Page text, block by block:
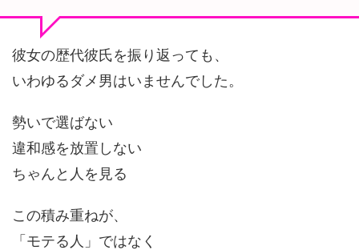
彼女の歴代彼氏を振り返っても、
いわゆるダメ男はいませんでした。
勢いで選ばない
違和感を放置しない
ちゃんと人を見る
この積み重ねが、
「モテる人」ではなく